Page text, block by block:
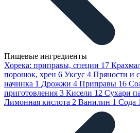
Пищевые ингредиенты
Хорека: приправы, специи 17
порошок, хрен 6 Уксус 4 Пряности и
начинка 1 Дрожжи 4 Приправы 16
приготовления 3 Кисели 12 Сухари
Лимонная кислота 2 Ванилин 1 Сода 1